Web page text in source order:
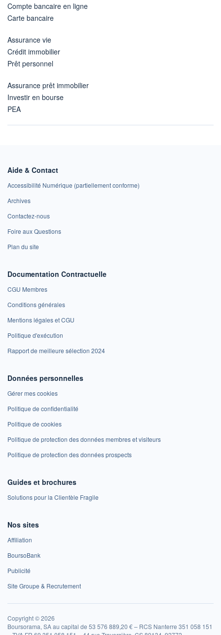
Compte bancaire en ligne
Carte bancaire
Assurance vie
Crédit immobilier
Prêt personnel
Assurance prêt immobilier
Investir en bourse
PEA
Aide & Contact
Accessibilité Numérique (partiellement conforme)
Archives
Contactez-nous
Foire aux Questions
Plan du site
Documentation Contractuelle
CGU Membres
Conditions générales
Mentions légales et CGU
Politique d'exécution
Rapport de meilleure sélection 2024
Données personnelles
Gérer mes cookies
Politique de confidentialité
Politique de cookies
Politique de protection des données membres et visiteurs
Politique de protection des données prospects
Guides et brochures
Solutions pour la Clientèle Fragile
Nos sites
Affiliation
BoursoBank
Publicité
Site Groupe & Recrutement
Copyright © 2026
Boursorama, SA au capital de 53 576 889,20 € – RCS Nanterre 351 058 151